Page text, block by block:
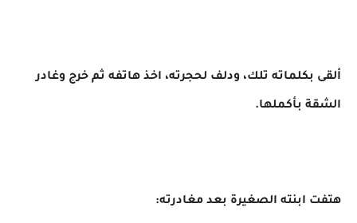
ألقى بكلماته تلك، ودلف لحجرته، اخذ هاتفه ثم خرج وغادر
الشقة بأكملها.
هتفت ابنته الصغيرة بعد مغادرته: